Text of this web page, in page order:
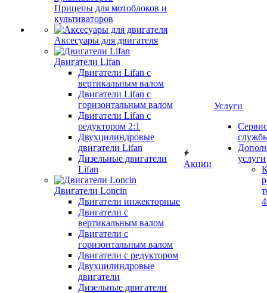
Прицепы для мотоблоков и
культиваторов
Аксесуары для двигателя
Двигатели Lifan
Двигатели Lifan с
вертикальным валом
Двигатели Lifan с
горизонтальным валом
Двигатели Lifan с
редуктором 2:1
Двухцилиндровые
двигатели Lifan
Дизельные двигатели
Lifan
Двигатели Loncin
Двигатели инжекторные
Двигатели с
вертикальным валом
Двигатели с
горизонтальным валом
Двигатели с редуктором
Двухцилиндровые
двигатели
Дизельные двигатели
Акции
Услуги
услуги